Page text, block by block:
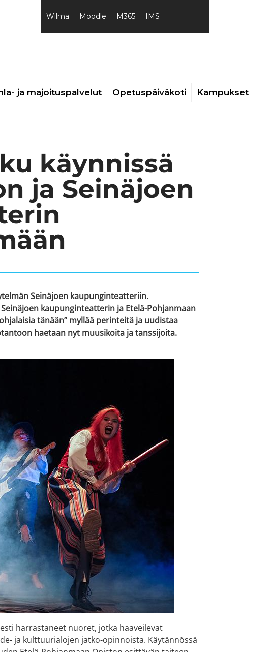
Wilma Moodle M365 IMS
ja majoituspalvelut Opetuspäiväkoti
Kampukset
käynnissä
ja Seinäjoen
Seinäjoen kaupunginteatteriin.
kaupunginteatterin ja Etelä-Pohjanmaan
tänään” myllää perinteitä ja uudistaa
haetaan nyt muusikoita ja tanssijoita.
harrastaneet nuoret, jotka haaveilevat
ja kulttuurialojen jatko-opinnoista. Käytännössä